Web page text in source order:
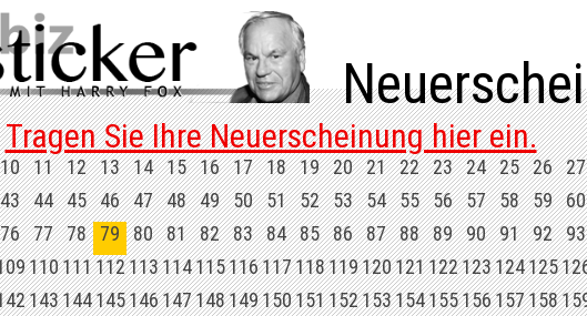
Tragen Sie Ihre Neuerscheinung hier ein.
10 11 12 13 14 15 16 17 18 19 20 21 22 23 24 25 26 27
43 44 45 46 47 48 49 50 51 52 53 54 55 56 57 58 59 60
76 77 78 79 80 81 82 83 84 85 86 87 88 89 90 91 92 93
110111112113114115116117118119120121122123124125
143144145146147148149150151152153154155156157158